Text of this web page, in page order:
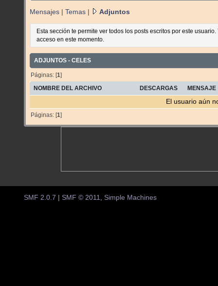
Mensajes | Temas | Adjuntos
Esta sección te permite ver todos los posts escritos por este
acceso en este momento.
ADJUNTOS - CELES
Páginas: [1]
NOMBRE DEL ARCHIVO DESCARGAS MENSAJE
El usuario aún
Páginas: [1]
SMF 2.0.7 SMF © 2011, Simple Machines